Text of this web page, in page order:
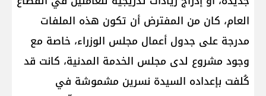
العام، كان من المفترض أن تكون هذه الملفات
مدرجة على جدول أعمال مجلس الوزراء، خاصة مع
وجود مشروع لدى مجلس الخدمة المدنية، كانت قد
كُلفت بإعداده السيدة نسرين مشموشة في